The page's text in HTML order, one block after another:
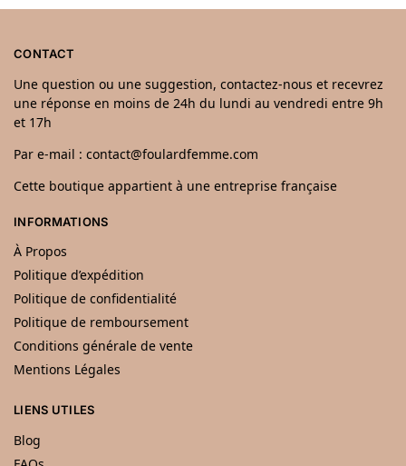
CONTACT
Une question ou une suggestion, contactez-nous et recevrez
une réponse en moins de 24h du lundi au vendredi entre 9h
et 17h
Par e-mail : contact@foulardfemme.com
Cette boutique appartient à une entreprise française
INFORMATIONS
À Propos
Politique d’expédition
Politique de confidentialité
Politique de remboursement
Conditions générale de vente
Mentions Légales
LIENS UTILES
Blog